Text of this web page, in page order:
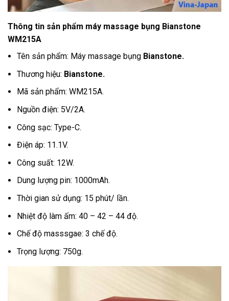
Thông tin sản phẩm máy massage bụng Bianstone
WM215A
Tên sản phẩm: Máy massage bụng Bianstone.
Thương hiệu: Bianstone.
Mã sản phẩm: WM215A.
Nguồn điện: 5V/2A.
Công sạc: Type-C.
Điện áp: 11.1V.
Công suất: 12W.
Dung lượng pin: 1000mAh.
Thời gian sử dụng: 15 phút/ lần.
Nhiệt độ làm ấm: 40 – 42 – 44 độ.
Chế độ masssgae: 3 chế độ.
Trọng lượng: 750g.